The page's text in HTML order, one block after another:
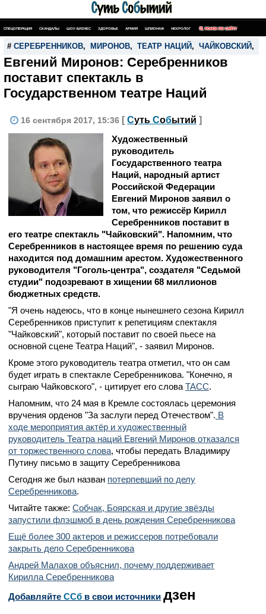
СПЕЦОПЕРАЦИЯ СКАНДАЛЫ ШОУ-БИЗНЕС ЗДОРОВЬЕ АРМИЯ ШПИОНАЖ НЕКРОЛОГ ПОИСК ПО САЙТУ
# СЕРЕБРЕННИКОВ, МИРОНОВ, ТЕАТР НАЦИЙ , ЧАЙКОВСКИЙ ,
Евгений Миронов: Серебренников
поставит спектакль в
Государственном театре Наций
16 сентября 2017, 15:36 [ Суть Событий ]
Художественный
руководитель
Государственного театра
Наций, народный артист
Российской Федерации
Евгений Миронов заявил о
том, что режиссёр Кирилл
Серебренников поставит в
его театре спектакль "Чайковский". Напомним, что
Серебренников в настоящее время по решению суда
находится под домашним арестом. Художественного
руководителя "Гоголь-центра", создателя "Седьмой
студии" подозревают в хищении 68 миллионов
бюджетных средств.
"Я очень надеюсь, что в конце нынешнего сезона Кирилл
Серебренников приступит к репетициям спектакля
"Чайковский", который поставит по своей пьесе на
основной сцене Театра Наций", - заявил Миронов.
Кроме этого руководитель театра отметил, что он сам
будет играть в спектакле Серебренникова. "Конечно, я
сыграю Чайковского", - цитирует его слова ТАСС.
Напомним, что 24 мая в Кремле состоялась церемония
вручения орденов "За заслуги перед Отечеством". В
ходе мероприятия актёр и художественный
руководитель Театра наций Евгений Миронов отказался
от торжественного слова, чтобы передать Владимиру
Путину письмо в защиту Серебренникова
Сегодня же был назван потерпевший по делу
Серебренникова.
Читайте также: Собчак, Боярская и другие звёзды
запустили флэшмоб в день рождения Серебренникова
Ещё более 300 актеров и режиссеров потребовали
закрыть дело Серебренникова
Андрей Малахов объяснил, почему поддерживает
Кирилла Серебренникова
Добавляйте CСб в свои источники дзен